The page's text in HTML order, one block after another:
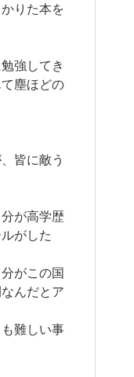
りた本を
強してき
塵ほどの
皆に敵う
が高学歴
がした
がこの国
んだとア
難しい事